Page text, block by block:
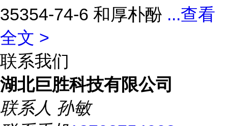
35354-74-6 和厚朴酚 ...查看
全文 >
联系我们
湖北巨胜科技有限公司
联系人 孙敏